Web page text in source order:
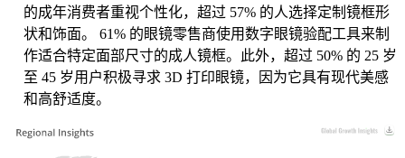
的成年消费者重视个性化，超过 57% 的人选择定制镜框形
状和饰面。 61% 的眼镜零售商使用数字眼镜验配工具来制
作适合特定面部尺寸的成人镜框。此外，超过 50% 的 25 岁
至 45 岁用户积极寻求 3D 打印眼镜，因为它具有现代美感
和高舒适度。